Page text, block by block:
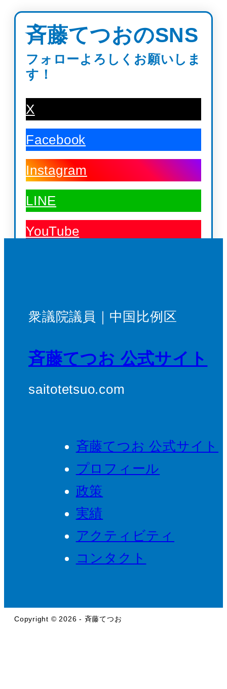
斉藤てつおのSNS
フォローよろしくお願いしま
す！
X
Facebook
Instagram
LINE
YouTube
衆議院議員｜中国比例区
斉藤てつお 公式サイト
saitotetsuo.com
斉藤てつお 公式サイト
プロフィール
政策
実績
アクティビティ
コンタクト
Copyright © 2026 - 斉藤てつお